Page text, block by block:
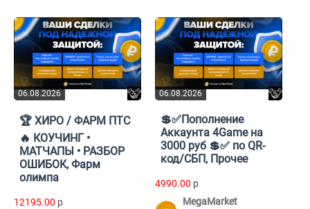
06.08.2026
🏆 ХИРО / ФАРМ ПТС
🔥 КОУЧИНГ •
МАТЧАПЫ • РАЗБОР
ОШИБОК, Фарм
олимпа
12195.00 p
06.08.2026
💲✅Пополнение
Аккаунта 4Game на
3000 руб 💲✅ по QR-
код/СБП, Прочее
4990.00 p
MegaMarket